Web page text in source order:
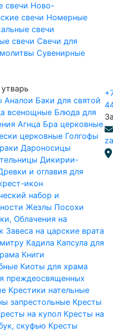
свечи Ново-
свечи Номерные
свечи
свечи Свечи для
Сувенирные
Аналои Баки для святой
всенощные Блюда для
Агнца Бра церковные
церковные Голгофы
Дароносицы
Дикирии-
и оглавия для
икон
набор и
Жезлы Посохи
Облачения на
Завеса на царские врата
Кадила Капсула для
Книги
Киоты для храма
преждеосвященных
Крестики нательные
запрестольные Кресты
на купол Кресты на
скуфью Кресты